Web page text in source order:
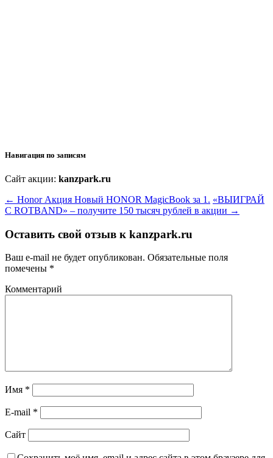
Навигация по записям
Сайт акции: kanzpark.ru
← Honor Акция Новый HONOR MagicBook за 1. «ВЫИГРАЙ
С ROTBAND» – получите 150 тысяч рублей в акции →
Оставить свой отзыв к kanzpark.ru
Ваш e-mail не будет опубликован. Обязательные поля
помечены *
Комментарий
Имя *
E-mail *
Сайт